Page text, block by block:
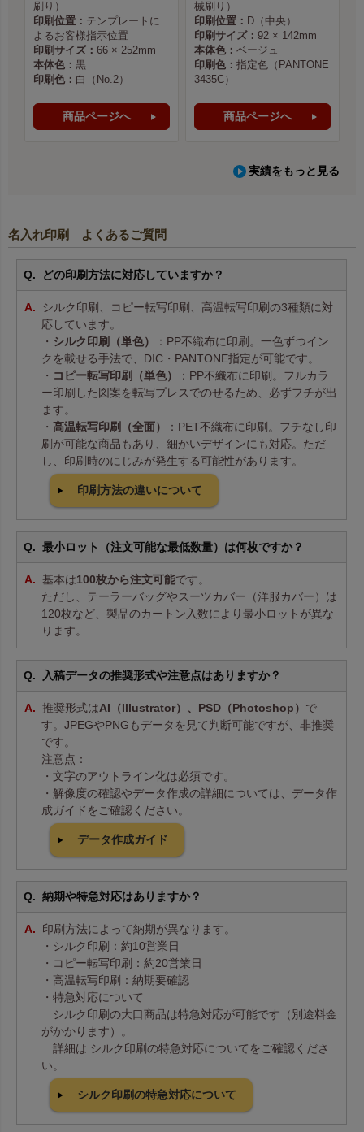
刷り）
印刷位置： テンプレートに
よるお客様指示位置
印刷サイズ： 66 × 252mm
本体色： 黒
印刷色： 白（No.2）
商品ページへ
械刷り）
印刷位置： D（中央）
印刷サイズ： 92 × 142mm
本体色： ベージュ
印刷色： 指定色（PANTONE
3435C）
商品ページへ
実績をもっと見る
名入れ印刷 よくあるご質問
どの印刷方法に対応していますか？
シルク印刷、コピー転写印刷、高温転写印刷の3種類に対
応しています。
・ シルク印刷（単色）
：PP不織布に印刷。一色ずつイン
クを載せる手法で、DIC・PANTONE指定が可能です。
・ コピー転写印刷（単色）
：PP不織布に印刷。フルカラ
ー印刷した図案を転写プレスでのせるため、必ずフチが出
ます。
・ 高温転写印刷（全面）
：PET不織布に印刷。フチなし印
刷が可能な商品もあり、細かいデザインにも対応。ただ
し、印刷時のにじみが発生する可能性があります。
印刷方法の違いについて
最小ロット（注文可能な最低数量）は何枚ですか？
基本は100枚から注文可能です。
ただし、テーラーバッグやスーツカバー（洋服カバー）は
120枚など、製品のカートン入数により最小ロットが異な
ります。
入稿データの推奨形式や注意点はありますか？
推奨形式はAI（Illustrator）、PSD（Photoshop） で
す。JPEGやPNGもデータを見て判断可能ですが、非推奨
です。
注意点：
・文字のアウトライン化は必須です。
・解像度の確認やデータ作成の詳細については、データ作
成ガイドをご確認ください。
データ作成ガイド
納期や特急対応はありますか？
印刷方法によって納期が異なります。
・シルク印刷：約10営業日
・コピー転写印刷：約20営業日
・高温転写印刷：納期要確認
・特急対応について
シルク印刷の大口商品は特急対応が可能です（別途料金
がかかります）。
詳細は シルク印刷の特急対応についてをご確認くださ
い。
シルク印刷の特急対応について